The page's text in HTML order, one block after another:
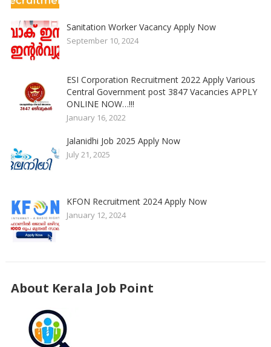
Sanitation Worker Vacancy Apply Now
September 10, 2024
ESI Corporation Recruitment 2022 Apply Various
Central Government post 3847 Vacancies APPLY
ONLINE NOW…!!!
January 16, 2022
Jalanidhi Job 2025 Apply Now
July 21, 2025
KFON Recruitment 2024 Apply Now
January 12, 2024
About Kerala Job Point